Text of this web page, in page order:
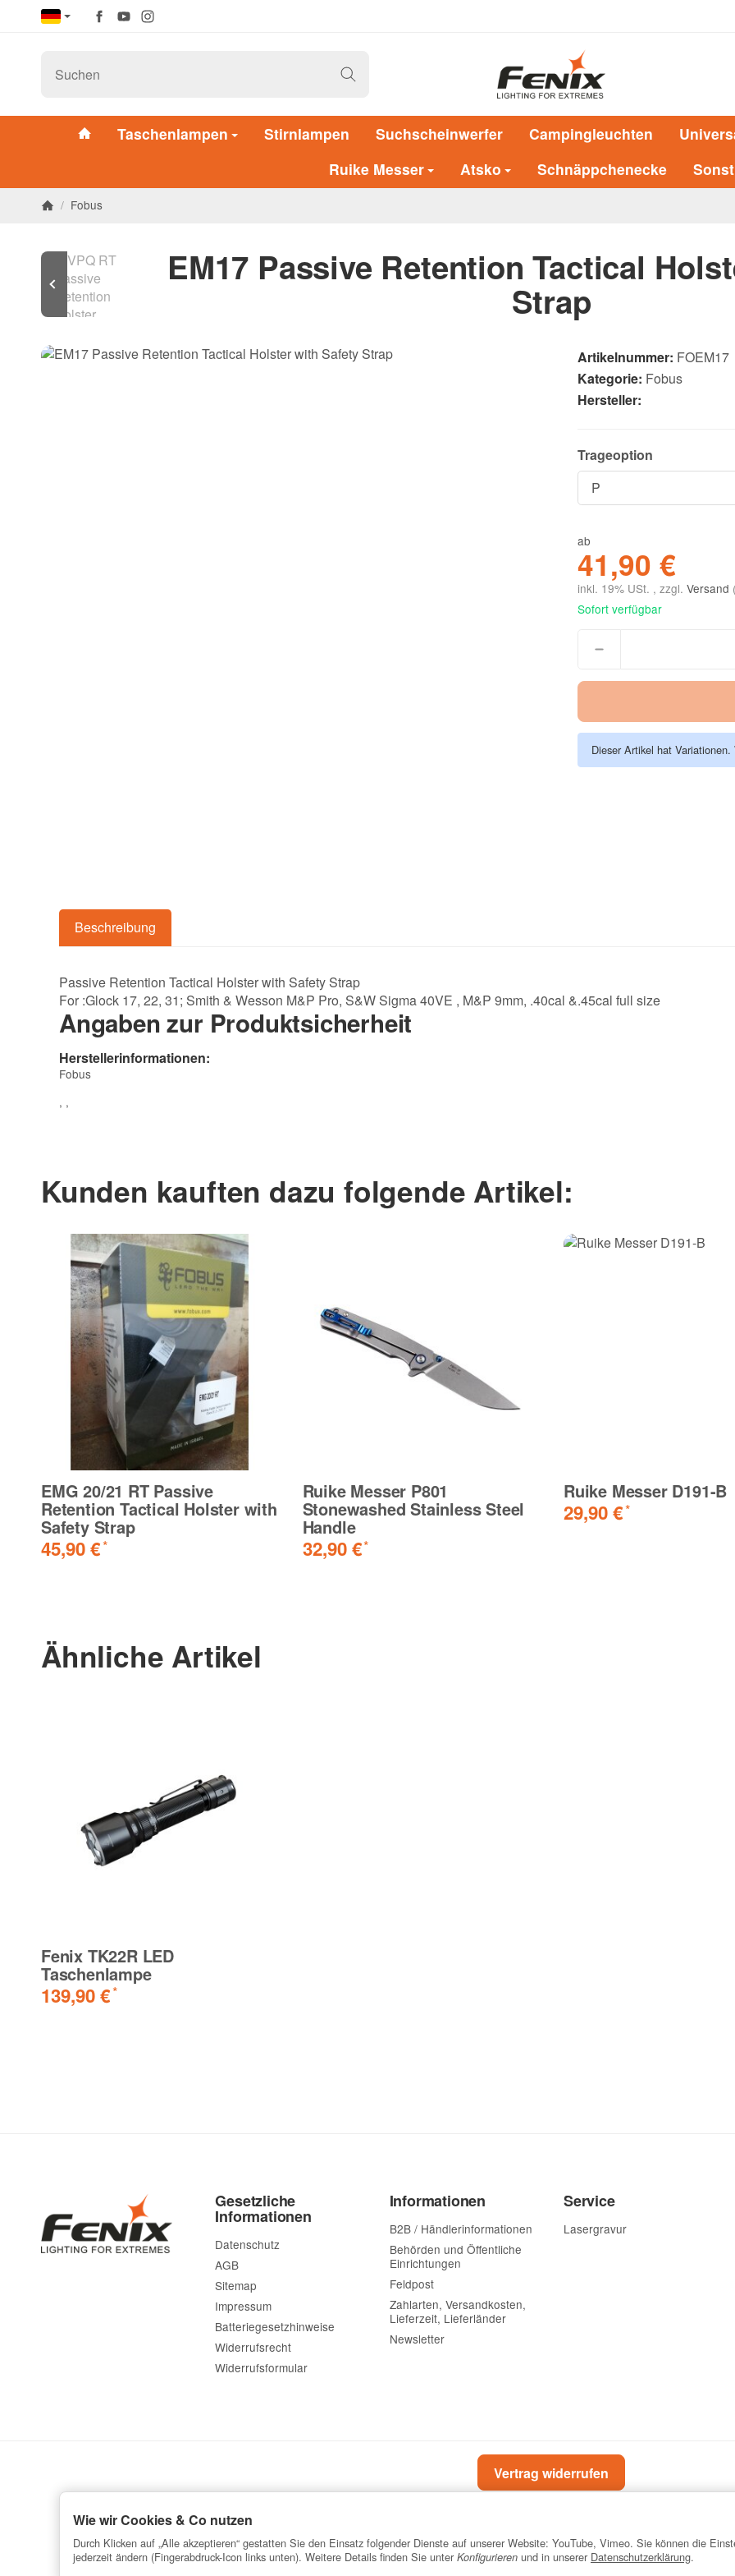
Taschenlampen Stirnlampen Suchscheinwerfer Campingleuchten
Ruike Messer
Atsko Schnäppchenecke
/ Fobus
EM17 Passive Retention Tactical
Strap
Artikelnummer: FOEM17
Kategorie: Fobus
Hersteller:
Trageoption
ab
41,90 €
inkl. 19% USt. , zzgl. Versand
Sofort verfügbar
Dieser Artikel hat
Beschreibung
Passive Retention Tactical Holster with Safety Strap
For :Glock 17, 22, 31; Smith & Wesson M&P Pro, S&W Sigma 40VE , M&P 9mm, .40cal &.45cal full size
Angaben zur Produktsicherheit
Herstellerinformationen:
Fobus
, ,
Kunden kauften dazu folgende Artikel:
EMG 20/21 RT Passive
Retention Tactical Holster with
Safety Strap
45,90 €*
Ruike Messer P801
Stonewashed Stainless Steel
Handle
32,90 €*
Ruike Messer D191-B
29,90 €*
Ähnliche Artikel
Fenix TK22R LED
Taschenlampe
139,90 €*
Gesetzliche
Informationen
Datenschutz
AGB
Sitemap
Impressum
Batteriegesetzhinweise
Widerrufsrecht
Widerrufsformular
Informationen
B2B / Händlerinformationen
Behörden und Öffentliche
Einrichtungen
Feldpost
Zahlarten, Versandkosten,
Lieferzeit, Lieferländer
Newsletter
Service
Lasergravur
Vertrag widerrufen
*Alle Preise inkl. gesetzlicher USt., zzgl. Versand
Powered byJTL-Shop
Wie wir Cookies & Co nutzen
Durch Klicken auf „Alle akzeptieren“ gestatten Sie den Einsatz folgender Dienste auf unserer Website: YouTube, Vimeo. Sie können die
jederzeit ändern (Fingerabdruck-Icon links unten). Weitere Details finden Sie unter Konfigurieren und in unserer Datenschutzerklärung.